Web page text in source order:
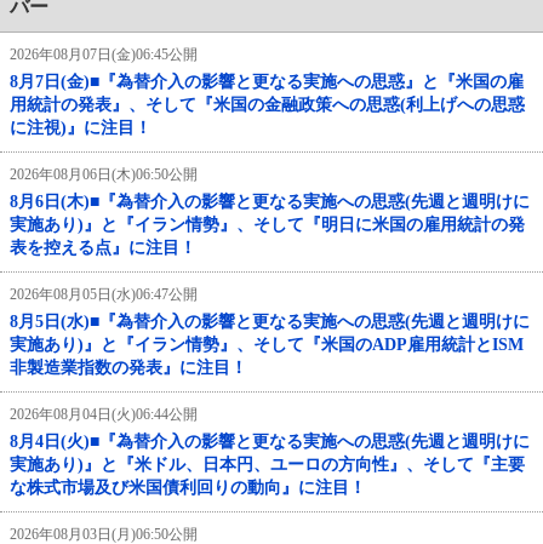
バー
2026年08月07日(金)06:45公開
8月7日(金)■『為替介入の影響と更なる実施への思惑』と『米国の雇
用統計の発表』、そして『米国の金融政策への思惑(利上げへの思惑
に注視)』に注目！
2026年08月06日(木)06:50公開
8月6日(木)■『為替介入の影響と更なる実施への思惑(先週と週明けに
実施あり)』と『イラン情勢』、そして『明日に米国の雇用統計の発
表を控える点』に注目！
2026年08月05日(水)06:47公開
8月5日(水)■『為替介入の影響と更なる実施への思惑(先週と週明けに
実施あり)』と『イラン情勢』、そして『米国のADP雇用統計とISM
非製造業指数の発表』に注目！
2026年08月04日(火)06:44公開
8月4日(火)■『為替介入の影響と更なる実施への思惑(先週と週明けに
実施あり)』と『米ドル、日本円、ユーロの方向性』、そして『主要
な株式市場及び米国債利回りの動向』に注目！
2026年08月03日(月)06:50公開